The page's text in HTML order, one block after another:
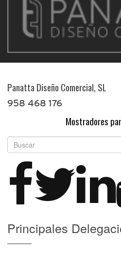
Panatta Diseño Comercial, SL
958 468 176
Mostradores
Principales